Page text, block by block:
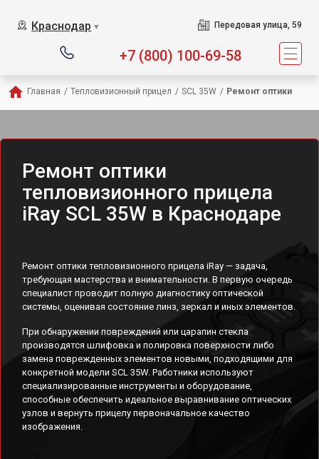
Краснодар ▼ Передовая улица, 59
+7 (800) 100-69-58
Главная / Тепловизионный прицел / SCL 35W / Ремонт оптики
Ремонт оптики
тепловизионного прицела
iRay SCL 35W в Краснодаре
Ремонт оптики тепловизионного прицела iRay — задача,
требующая мастерства и внимательности. В первую очередь
специалист проводит полную диагностику оптической
системы, оценивая состояние линз, зеркал и иных элементов.
При обнаружении повреждений или царапин стекла
производятся шлифовка и полировка поверхности либо
замена поврежденных элементов новыми, подходящими для
конкретной модели SCL 35W. Работники используют
специализированные инструменты и оборудование,
способные обеспечить идеальное выравнивание оптических
узлов и вернуть прицелу первоначальное качество
изображения.